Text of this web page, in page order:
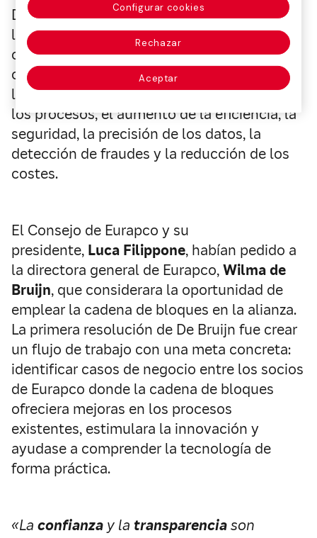
Durante mucho tiempo,
la
cadenadebloquesse ha presentado
como una tecnología revolucionaria con la
capacidad de transformar el ecosistema de
los seguros mediante la automatización de
los procesos, el aumento de la eficiencia, la
seguridad, la precisión de los datos, la
detección de fraudes y la reducción de los
costes.
El Consejo de Eurapco y su
presidente, Luca Filippone, habían pedido a
la directora general de Eurapco,Wilmade
Bruijn, que considerara la oportunidad de
emplear la cadena de bloques en la alianza.
La primera resolución de De Bruijn fue crear
un flujo de trabajo con una meta concreta:
identificar casos de negocio entre los socios
de Eurapco donde la cadena de bloques
ofreciera mejoras en los procesos
existentes, estimulara la innovación y
ayudase a comprender la tecnología de
forma práctica.
«La confianza y la transparenciason
Configurar cookies
Rechazar
Aceptar